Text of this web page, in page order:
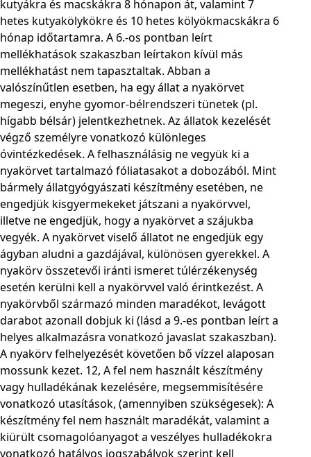
kutyákra és macskákra 8 hónapon át, valamint 7
hetes kutyakölykökre és 10 hetes kölyökmacskákra 6
hónap időtartamra. A 6.-os pontban leírt
mellékhatások szakaszban leírtakon kívül más
mellékhatást nem tapasztaltak. Abban a
valószínűtlen esetben, ha egy állat a nyakörvet
megeszi, enyhe gyomor-bélrendszeri tünetek (pl.
hígabb bélsár) jelentkezhetnek. Az állatok kezelését
végző személyre vonatkozó különleges
óvintézkedések. A felhasználásig ne vegyük ki a
nyakörvet tartalmazó fóliatasakot a dobozából. Mint
bármely állatgyógyászati készítmény esetében, ne
engedjük kisgyermekeket játszani a nyakörvvel,
illetve ne engedjük, hogy a nyakörvet a szájukba
vegyék. A nyakörvet viselő állatot ne engedjük egy
ágyban aludni a gazdájával, különösen gyerekkel. A
nyakörv összetevői iránti ismeret túlérzékenység
esetén kerülni kell a nyakörvvel való érintkezést. A
nyakörvből származó minden maradékot, levágott
darabot azonall dobjuk ki (lásd a 9.-es pontban leírt a
helyes alkalmazásra vonatkozó javaslat szakaszban).
A nyakörv felhelyezését követően bő vízzel alaposan
mossunk kezet. 12, A fel nem használt készítmény
vagy hulladékának kezelésére, megsemmisítésére
vonatkozó utasítások, (amennyiben szükségesek): A
készítmény fel nem használt maradékát, valamint a
kiürült csomagolóanyagot a veszélyes hulladékokra
vonatkozó hatályos jogszabályok szerint kell